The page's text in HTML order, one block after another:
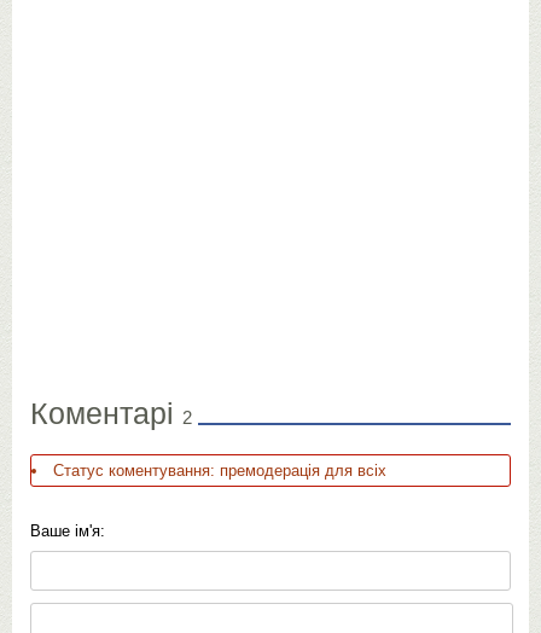
Коментарі 2
Статус коментування: премодерація для всіх
Ваше ім'я: